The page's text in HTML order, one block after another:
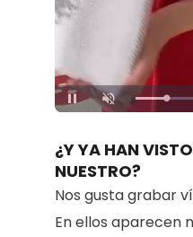
Unmute
¿Y YA HAN
NUESTRO?
Nos gusta grabar
En ellos aparecen